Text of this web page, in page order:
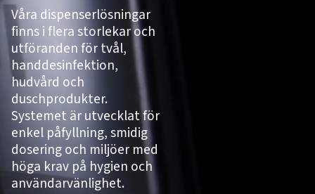
Våra dispenserlösningar
finns i flera storlekar och
utföranden för tvål,
handdesinfektion,
hudvård och
duschprodukter.
Systemet är utvecklat för
enkel påfyllning, smidig
dosering och miljöer med
höga krav på hygien och
användarvänlighet.